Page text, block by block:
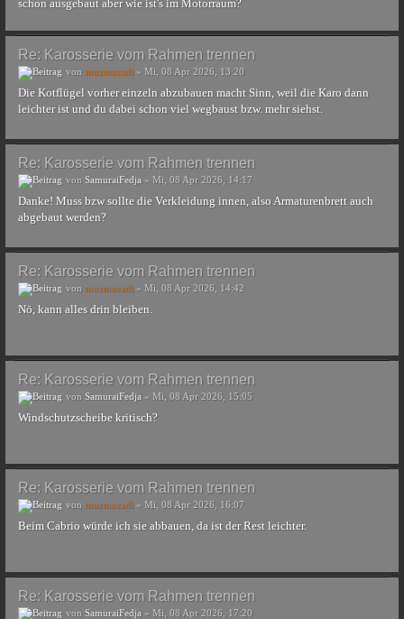
schon ausgebaut aber wie ist's im Motorraum?
Re: Karosserie vom Rahmen trennen
von muzmuzadi » Mi, 08 Apr 2026, 13:20
Die Kotflügel vorher einzeln abzubauen macht Sinn, weil die Karo dann
leichter ist und du dabei schon viel wegbaust bzw. mehr siehst.
Re: Karosserie vom Rahmen trennen
von SamuraiFedja » Mi, 08 Apr 2026, 14:17
Danke! Muss bzw sollte die Verkleidung innen, also Armaturenbrett auch
abgebaut werden?
Re: Karosserie vom Rahmen trennen
von muzmuzadi » Mi, 08 Apr 2026, 14:42
Nö, kann alles drin bleiben.
Re: Karosserie vom Rahmen trennen
von SamuraiFedja » Mi, 08 Apr 2026, 15:05
Windschutzscheibe kritisch?
Re: Karosserie vom Rahmen trennen
von muzmuzadi » Mi, 08 Apr 2026, 16:07
Beim Cabrio würde ich sie abbauen, da ist der Rest leichter.
Re: Karosserie vom Rahmen trennen
von SamuraiFedja » Mi, 08 Apr 2026, 17:20